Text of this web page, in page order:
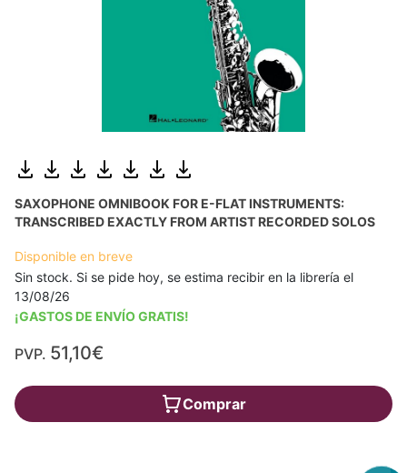
SAXOPHONE OMNIBOOK FOR E-FLAT INSTRUMENTS:
TRANSCRIBED EXACTLY FROM ARTIST RECORDED SOLOS
Disponible en breve
Sin stock. Si se pide hoy, se estima recibir en la librería el
13/08/26
¡GASTOS DE ENVÍO GRATIS!
PVP. 51,10€
Comprar